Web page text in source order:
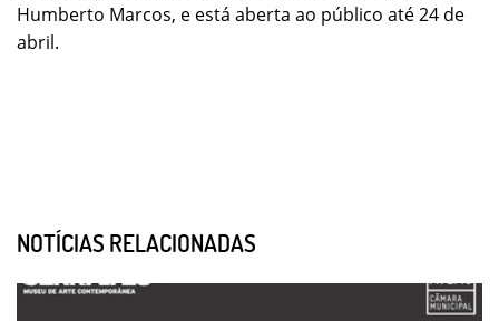
Humberto Marcos, e está aberta ao público até 24 de
abril.
NOTÍCIAS RELACIONADAS